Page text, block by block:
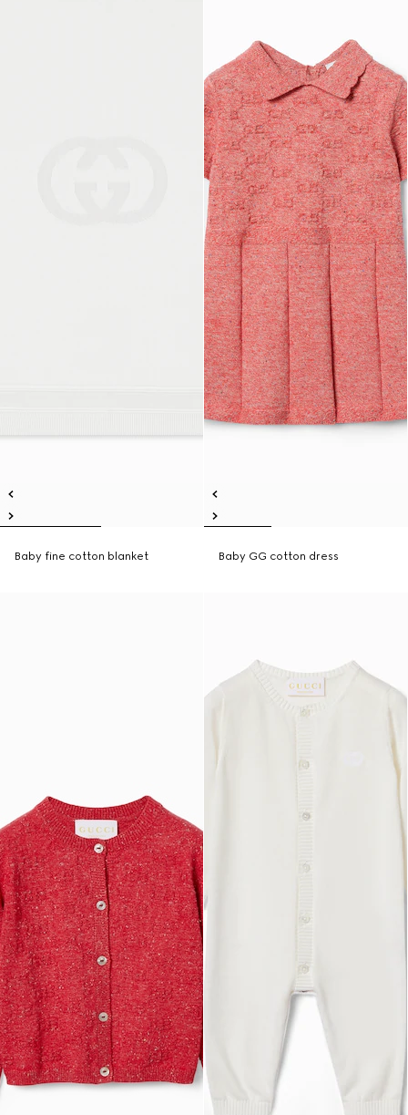
Baby fine cotton blanket Baby GG cotton dress